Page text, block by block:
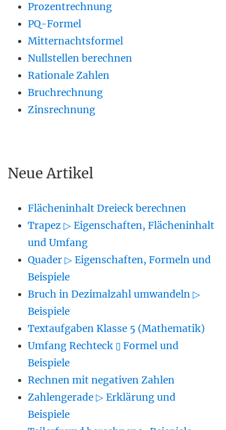
Prozentrechnung
PQ-Formel
Mitternachtsformel
Nullstellen berechnen
Rationale Zahlen
Bruchrechnung
Zinsrechnung
Neue Artikel
Flächeninhalt Dreieck berechnen
Trapez ▷ Eigenschaften, Flächeninhalt
und Umfang
Quader ▷ Eigenschaften, Formeln und
Beispiele
Bruch in Dezimalzahl umwandeln ▷
Beispiele
Textaufgaben Klasse 5 (Mathematik)
Umfang Rechteck ▯ Formel und
Beispiele
Rechnen mit negativen Zahlen
Zahlengerade ▷ Erklärung und
Beispiele